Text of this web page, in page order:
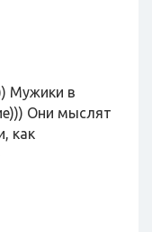
Мужики в
Они мыслят
как